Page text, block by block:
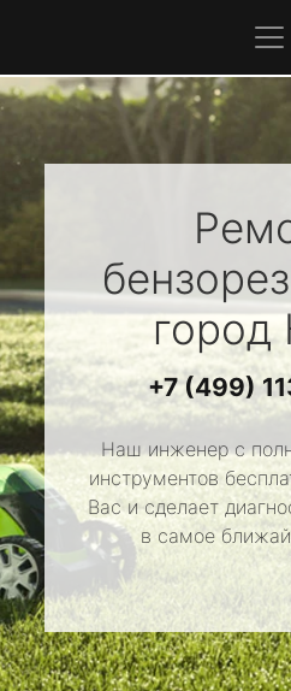
город
+7 (499)
Наш инженер с
инструментов
Вас и сделает
в самое